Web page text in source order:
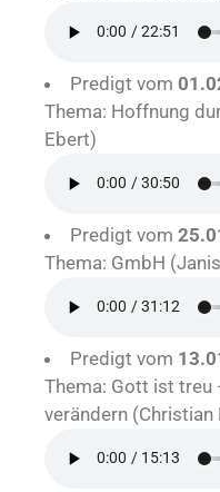
Predigt vom
Thema: Hoffnung
Ebert)
Predigt vom
Thema: GmbH
Predigt vom
Thema: Gott ist treu
verändern (Christian